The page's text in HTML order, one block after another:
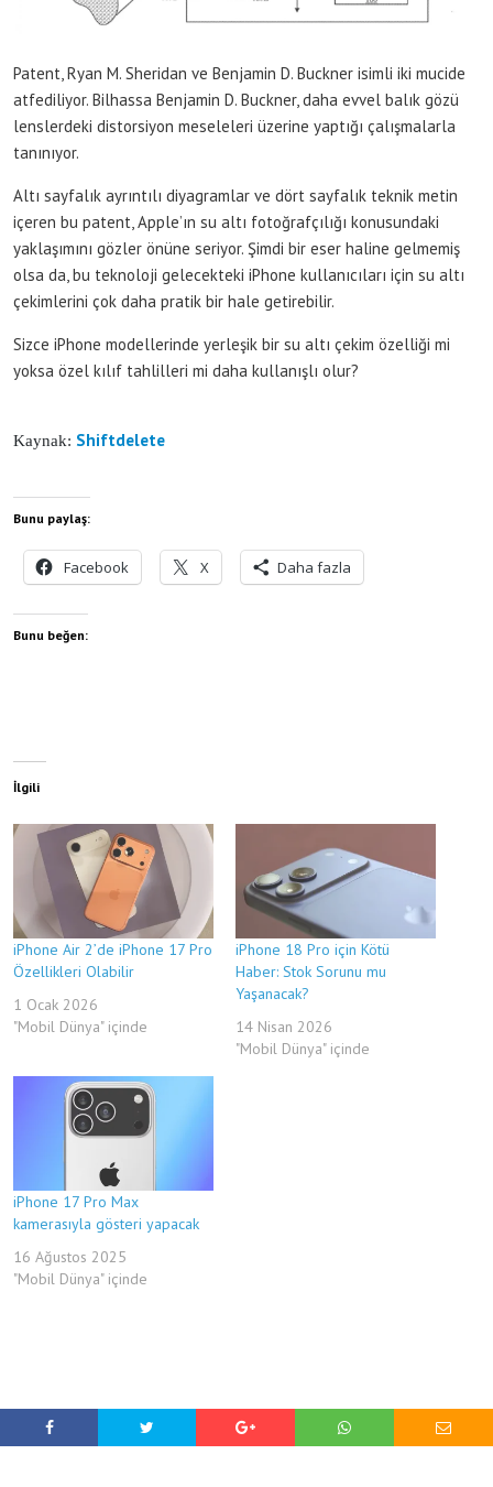
Patent, Ryan M. Sheridan ve Benjamin D. Buckner isimli iki mucide
atfediliyor. Bilhassa Benjamin D. Buckner, daha evvel balık gözü
lenslerdeki distorsiyon meseleleri üzerine yaptığı çalışmalarla
tanınıyor.
Altı sayfalık ayrıntılı diyagramlar ve dört sayfalık teknik metin
içeren bu patent, Apple’ın su altı fotoğrafçılığı konusundaki
yaklaşımını gözler önüne seriyor. Şimdi bir eser haline gelmemiş
olsa da, bu teknoloji gelecekteki iPhone kullanıcıları için su altı
çekimlerini çok daha pratik bir hale getirebilir.
Sizce iPhone modellerinde yerleşik bir su altı çekim özelliği mi
yoksa özel kılıf tahlilleri mi daha kullanışlı olur?
Kaynak: Shiftdelete
Bunu paylaş:
Facebook X Daha fazla
Bunu beğen:
İlgili
iPhone Air 2’de iPhone 17 Pro
Özellikleri Olabilir
1 Ocak 2026
"Mobil Dünya" içinde
iPhone 18 Pro için Kötü
Haber: Stok Sorunu mu
Yaşanacak?
14 Nisan 2026
"Mobil Dünya" içinde
iPhone 17 Pro Max
kamerasıyla gösteri yapacak
16 Ağustos 2025
"Mobil Dünya" içinde